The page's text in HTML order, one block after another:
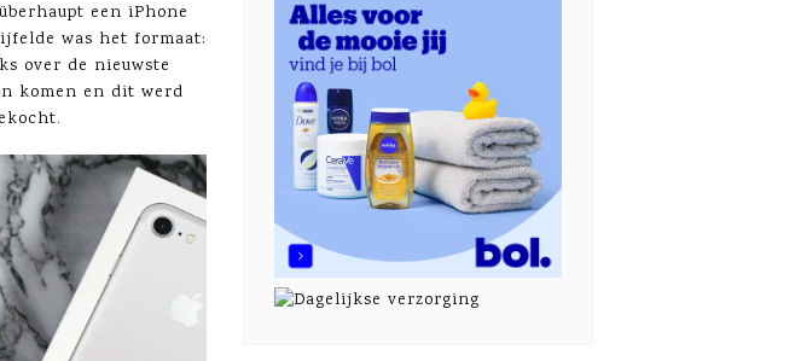
een iPhone
was het formaat:
over de nieuwste
komen en dit werd